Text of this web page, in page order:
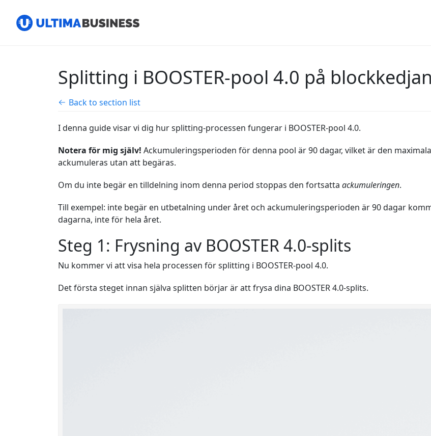
Splitting i BOOSTER-pool 4.0 på
Back to section list
I denna guide visar vi dig hur splitting-processen fungerar i BOOSTER-pool 4.0.
Notera för mig själv! Ackumuleringsperioden för denna pool är 90 dagar, vilket är den
ackumuleras utan att begäras.
Om du inte begär en tilldelning inom denna period stoppas den fortsatta ackumuleringen.
Till exempel: inte begär en utbetalning under året och ackumuleringsperioden är 90 dagar
dagarna, inte för hela året.
Steg 1: Frysning av BOOSTER 4.0-splits
Nu kommer vi att visa hela processen för splitting i BOOSTER-pool 4.0.
Det första steget innan själva splitten börjar är att frysa dina BOOSTER 4.0-splits.